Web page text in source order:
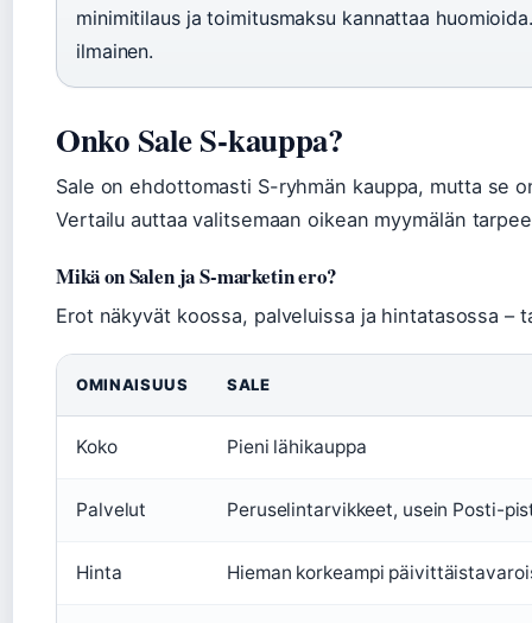
minimitilaus ja toimitusmaksu kannattaa
ilmainen.
Onko Sale S-kauppa?
Sale on ehdottomasti S-ryhmän kauppa, mutta se
Vertailu auttaa valitsemaan oikean myymälän
Mikä on Salen ja S-marketin ero?
Erot näkyvät koossa, palveluissa ja hintatasossa –
OMINAISUUS SALE
Koko Pieni lähikauppa
Palvelut Peruselintarvikkeet, usein Posti-
Hinta Hieman korkeampi